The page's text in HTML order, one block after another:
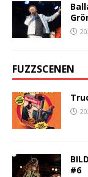
FUZZSCENEN
#6